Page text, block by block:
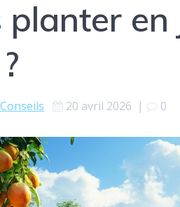
planter
Conseils 20 avril 2026 | 0